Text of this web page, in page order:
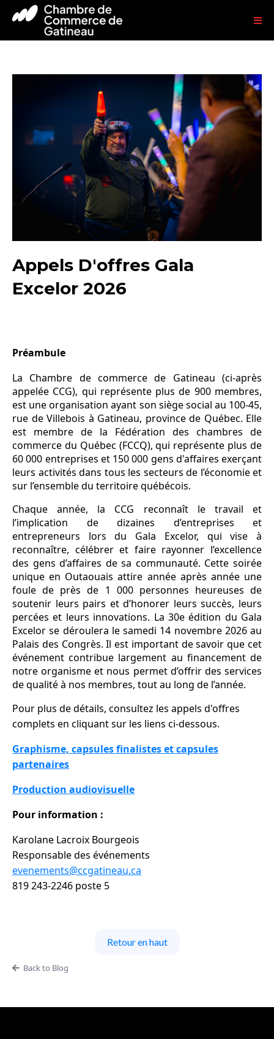
Appels D'offres Gala
Excelor 2026
Préambule
La Chambre de commerce de Gatineau (ci-après
appelée CCG), qui représente plus de 900 membres,
est une organisation ayant son siège social au 100-45,
rue de Villebois à Gatineau, province de Québec. Elle
est membre de la Fédération des chambres de
commerce du Québec (FCCQ), qui représente plus de
60 000 entreprises et 150 000 gens d'affaires exerçant
leurs activités dans tous les secteurs de l’économie et
sur l’ensemble du territoire québécois.
Chaque année, la CCG reconnaît le travail et
l’implication de dizaines d’entreprises et
entrepreneurs lors du Gala Excelor, qui vise à
reconnaître, célébrer et faire rayonner l’excellence
des gens d’affaires de sa communauté. Cette soirée
unique en Outaouais attire année après année une
foule de près de 1 000 personnes heureuses de
soutenir leurs pairs et d’honorer leurs succès, leurs
percées et leurs innovations. La 30e édition du Gala
Excelor se déroulera le samedi 14 novembre 2026 au
Palais des Congrès. Il est important de savoir que cet
événement contribue largement au financement de
notre organisme et nous permet d’offrir des services
de qualité à nos membres, tout au long de l’année.
Pour plus de détails, consultez les appels d'offres
complets en cliquant sur les liens ci-dessous.
Graphisme, capsules finalistes et capsules
partenaires
Production audiovisuelle
Pour information :
Karolane Lacroix Bourgeois
Responsable des événements
evenements@ccgatineau.ca
819 243-2246 poste 5
Retour en haut
Back to Blog